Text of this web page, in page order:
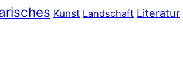
Kunst Landschaft Literatur